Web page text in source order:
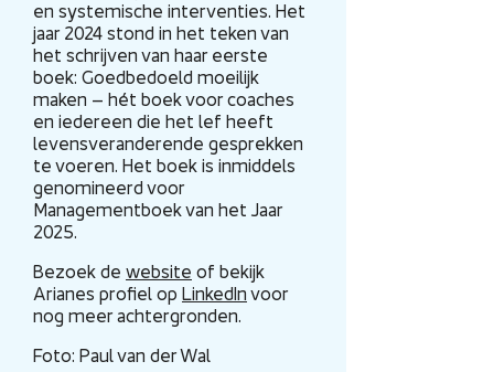
en systemische interventies. Het
jaar 2024 stond in het teken van
het schrijven van haar eerste
boek: Goedbedoeld moeilijk
maken – hét boek voor coaches
en iedereen die het lef heeft
levensveranderende gesprekken
te voeren. Het boek is inmiddels
genomineerd voor
Managementboek van het Jaar
2025.
Bezoek de website of bekijk
Arianes profiel op LinkedIn voor
nog meer achtergronden.
Foto: Paul van der Wal